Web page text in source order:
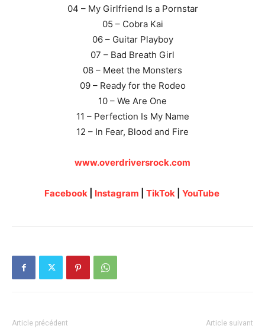
04 – My Girlfriend Is a Pornstar
05 – Cobra Kai
06 – Guitar Playboy
07 – Bad Breath Girl
08 – Meet the Monsters
09 – Ready for the Rodeo
10 – We Are One
11 – Perfection Is My Name
12 – In Fear, Blood and Fire
www.overdriversrock.com
Facebook| Instagram TikTok| YouTube
Article précédent Article suivant